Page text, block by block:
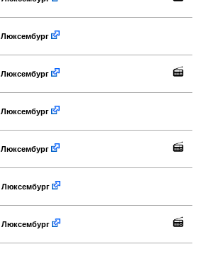
Люксембург
Люксембург
Люксембург
Люксембург
Люксембург
Люксембург